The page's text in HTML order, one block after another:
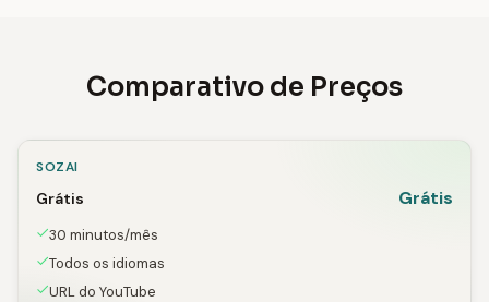
Comparativo de Preços
SOZAI
Grátis Grátis
30 minutos/mês
Todos os idiomas
URL do YouTube